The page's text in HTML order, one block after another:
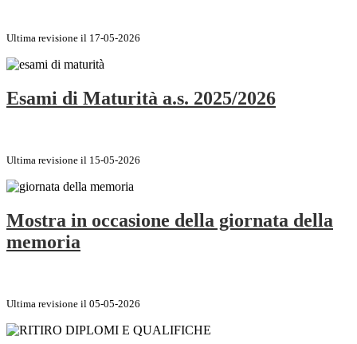
Ultima revisione il 17-05-2026
Esami di Maturità a.s. 2025/2026
Ultima revisione il 15-05-2026
Mostra in occasione della giornata della
memoria
Ultima revisione il 05-05-2026